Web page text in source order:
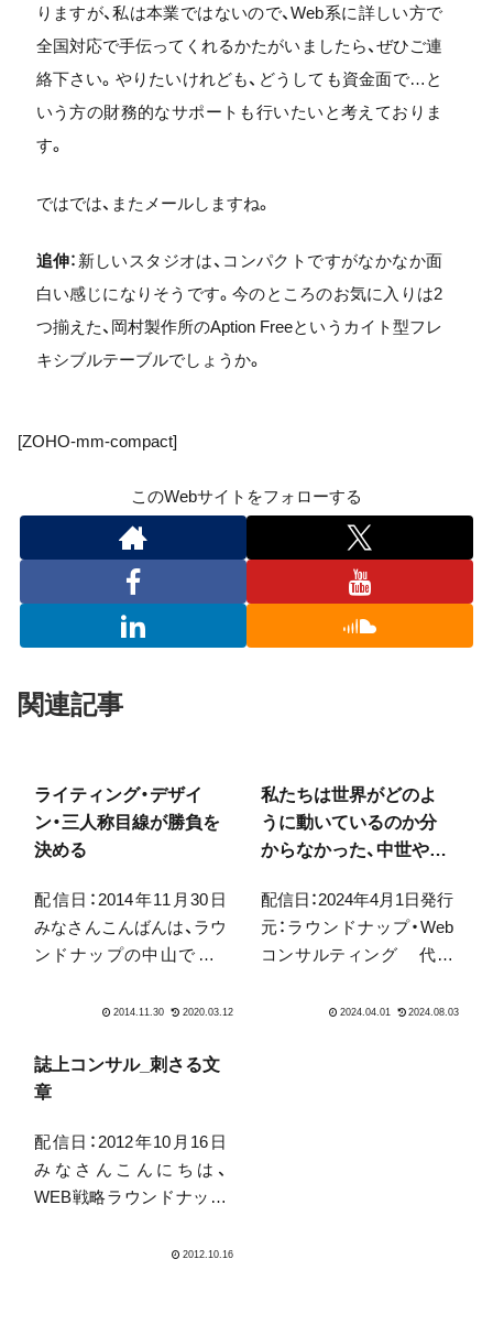
りますが、私は本業ではないので、Web系に詳しい方で
全国対応で手伝ってくれるかたがいましたら、ぜひご連
絡下さい。やりたいけれども、どうしても資金面で…と
いう方の財務的なサポートも行いたいと考えておりま
す。
ではでは、またメールしますね。
追伸：新しいスタジオは、コンパクトですがなかなか面
白い感じになりそうです。今のところのお気に入りは2
つ揃えた、岡村製作所のAption Freeというカイト型フレ
キシブルテーブルでしょうか。
[ZOHO-mm-compact]
このWebサイトをフォローする
関連記事
ライティング・デザイ
ン・三人称目線が勝負を
決める
配信日：2014年11月30日
みなさんこんばんは、ラウ
ンドナップの中山です。
念です。理由としては
なってしまった＆講演と
セミナーが続いたことに
お金を頂いているクライ
アントさ...
私たちは世界がどのよ
うに動いているのか分
からなかった、中世やそ
た?
配信日：2024年4月1日発行
元：ラウンドナップ・Web
コンサルティング 代表
ちは、ラウンドナップWeb
誌上コンサル_刺さる文
章
配信日：2012年10月16日
みなさんこんにちは、
WEB戦略ラウンドナップ
いなと思ったらもう10月